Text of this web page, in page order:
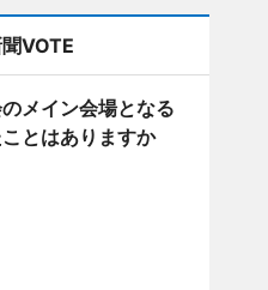
VOTE
メイン会場となる
とはありますか